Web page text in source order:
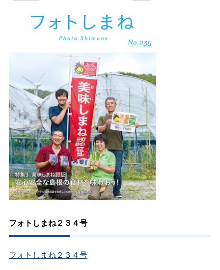
フォトしまね２３４号
フォトしまね２３４号